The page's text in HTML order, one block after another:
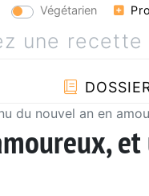
Végétarien
du nouvel an en